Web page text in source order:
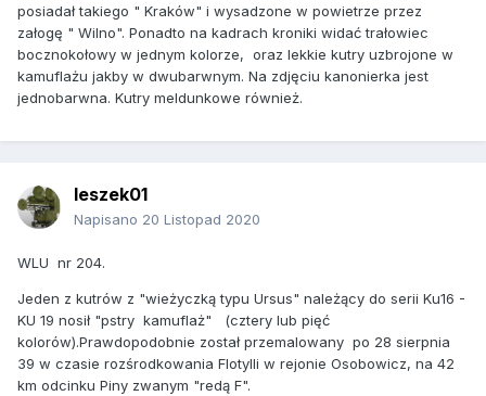
posiadał takiego " Kraków" i wysadzone w powietrze przez
załogę " Wilno". Ponadto na kadrach kroniki widać trałowiec
bocznokołowy w jednym kolorze, oraz lekkie kutry uzbrojone w
kamuflażu jakby w dwubarwnym. Na zdjęciu kanonierka jest
jednobarwna. Kutry meldunkowe również.
leszek01
Napisano 20 Listopad 2020
WLU nr 204.
Jeden z kutrów z "wieżyczką typu Ursus" należący do serii Ku16 -
KU 19 nosił "pstry kamuflaż" (cztery lub pięć
kolorów).Prawdopodobnie został przemalowany po 28 sierpnia
39 w czasie rozśrodkowania Flotylli w rejonie Osobowicz, na 42
km odcinku Piny zwanym "redą F".